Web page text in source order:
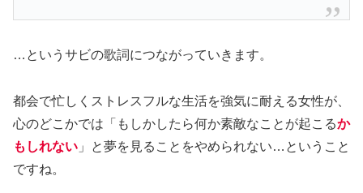
…というサビの歌詞につながっていきます。
都会で忙しくストレスフルな生活を強気に耐える女性が、
心のどこかでは「もしかしたら何か素敵なことが起こるか
もしれない 」と夢を見ることをやめられない…ということ
ですね。